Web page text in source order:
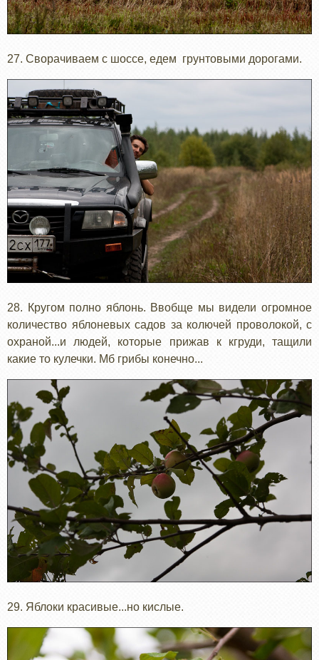
27. Сворачиваем с шоссе, едем грунтовыми дорогами.
28. Кругом полно яблонь. Ввобще мы видели огромное
количество яблоневых садов за колючей проволокой, с
охраной...и людей, которые прижав к кгруди, тащили
какие то кулечки. Мб грибы конечно...
29. Яблоки красивые...но кислые.